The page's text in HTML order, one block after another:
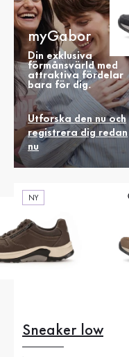
myGabor
Din exklusiva
förmånsvärld med
attraktiva fördelar
bara för dig.
Utforska den nu och
registrera dig redan
nu
NY
Sneaker low